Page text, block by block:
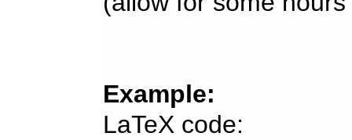
Example:
LaTeX code: